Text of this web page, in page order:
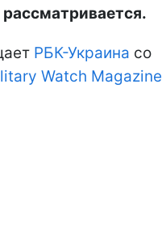
РБК-Украина со
Watch Magazine